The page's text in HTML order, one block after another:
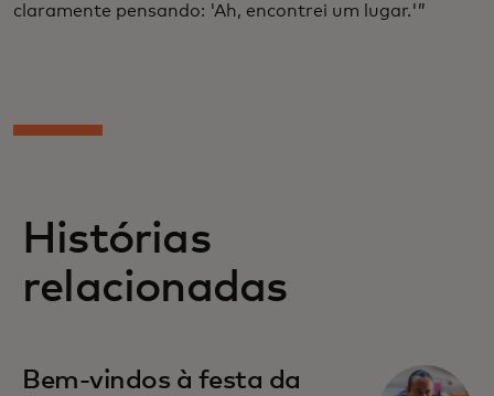
claramente pensando: 'Ah, encontrei um lugar.'”
Histórias
relacionadas
Bem-vindos à festa da